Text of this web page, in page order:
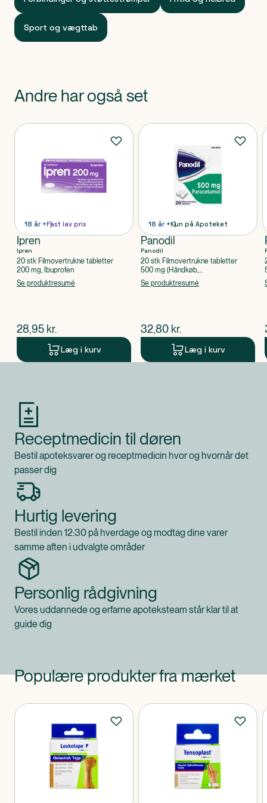
Sport og vægttab
Andre har også set
Produkter
18 år +Fast lav pris
Ipren
Ipren
20 stk Filmovertrukne tabletter
200 mg, Ibuprofen
Se produktresumé
$nuværende pris
28,95 kr.
Læg i kurv
18 år +Kun på Apoteket
Panodil
Panodil
20 stk Filmovertrukne tabletter
500 mg (Håndkøb,
apoteksforbeholdt), Paracetamol
Se produktresumé
$nuværende pris
32,80 kr.
Læg i kurv
Receptmedicin til døren
Bestil apoteksvarer og receptmedicin hvor og hvornår det
passer dig
Hurtig levering
Bestil inden 12:30 på hverdage og modtag dine varer
samme aften i udvalgte områder
Personlig rådgivning
Vores uddannede og erfarne apoteksteam står klar til at
guide dig
Populære produkter fra mærket
Produkter